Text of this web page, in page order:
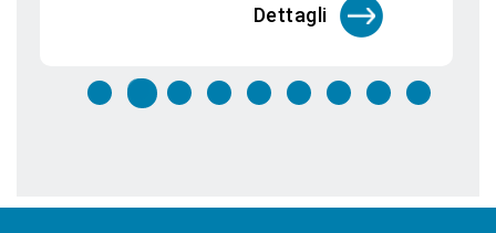
Dettagli